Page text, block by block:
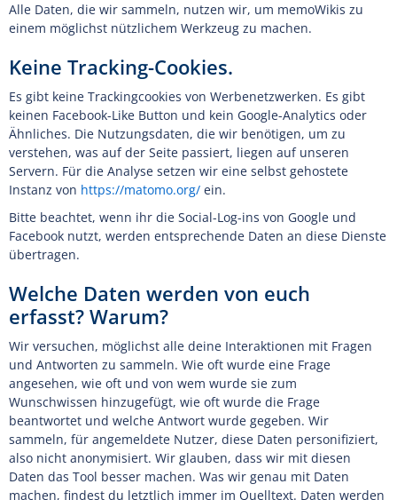
Alle Daten, die wir sammeln, nutzen wir, um memoWikis zu
einem möglichst nützlichem Werkzeug zu machen.
Keine Tracking-Cookies.
Es gibt keine Trackingcookies von Werbenetzwerken. Es gibt
keinen Facebook-Like Button und kein Google-Analytics oder
Ähnliches. Die Nutzungsdaten, die wir benötigen, um zu
verstehen, was auf der Seite passiert, liegen auf unseren
Servern. Für die Analyse setzen wir eine selbst gehostete
Instanz von https://matomo.org/ ein.
Bitte beachtet, wenn ihr die Social-Log-ins von Google und
Facebook nutzt, werden entsprechende Daten an diese Dienste
übertragen.
Welche Daten werden von euch
erfasst? Warum?
Wir versuchen, möglichst alle deine Interaktionen mit Fragen
und Antworten zu sammeln. Wie oft wurde eine Frage
angesehen, wie oft und von wem wurde sie zum
Wunschwissen hinzugefügt, wie oft wurde die Frage
beantwortet und welche Antwort wurde gegeben. Wir
sammeln, für angemeldete Nutzer, diese Daten personifiziert,
also nicht anonymisiert. Wir glauben, dass wir mit diesen
Daten das Tool besser machen. Was wir genau mit Daten
machen, findest du letztlich immer im Quelltext. Daten werden